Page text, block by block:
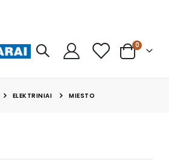
Cart
0prekės
ELEKTRINIAI MIESTO